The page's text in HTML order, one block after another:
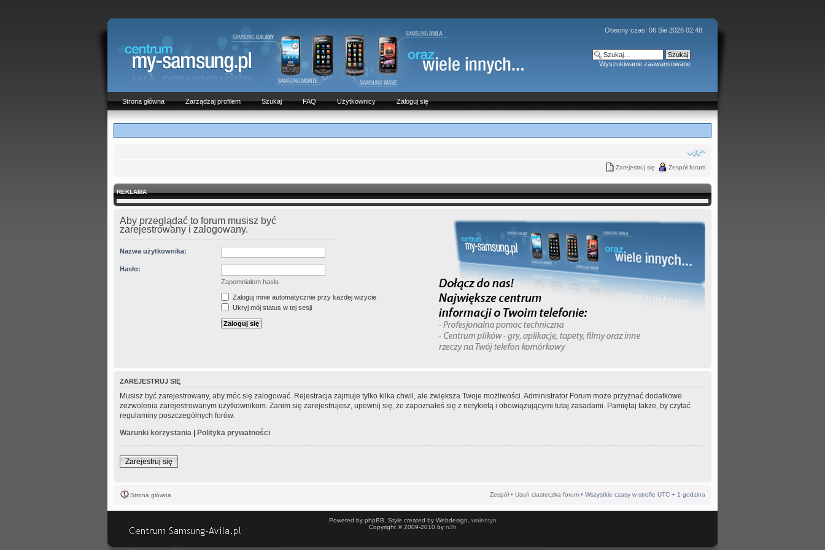
Obecny czas: 06 Sie 2026 02:48
Wyszukiwanie zaawansowane
Strona główna Zarządzaj profilem Szukaj FAQ Użytkownicy Zaloguj się
Zarejestruj się Zespół forum
REKLAMA
Aby przeglądać to forum musisz być
zarejestrowany i zalogowany.
Nazwa użytkownika:
Hasło:
Zapomniałem hasła
Zaloguj mnie automatycznie przy każdej wizycie
Ukryj mój status w tej sesji
ZAREJESTRUJ SIĘ
Musisz być zarejestrowany, aby móc się zalogować. Rejestracja zajmuje tylko kilka chwil, ale zwiększa Twoje możliwości. Administrator Forum może przyznać dodatkowe
zezwolenia zarejestrowanym użytkownikom. Zanim się zarejestrujesz, upewnij się, że zapoznałeś się z netykietą i obowiązującymi tutaj zasadami. Pamiętaj także, by czytać
regulaminy poszczególnych forów.
Warunki korzystania | Polityka prywatności
Zarejestruj się
Strona główna Zespół • Usuń ciasteczka forum • Wszystkie czasy w strefie UTC + 1 godzina
Powered by phpBB, Style created by Webdesign, walentyn
Copyright © 2009-2010 by n3h